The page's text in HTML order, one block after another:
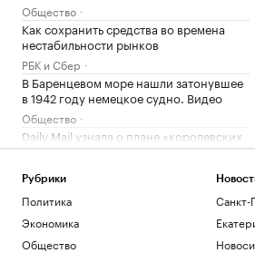
Общество
Как сохранить средства во времена
нестабильности рынков
РБК и Сбер
В Баренцевом море нашли затонувшее
в 1942 году немецкое судно. Видео
Общество
Daily Mail узнала о плане «королевских
похорон» экс-принца Эндрю
Политика
Эксперт «Альфа-Денег» рассказала,
стоит ли брать кредит на отпуск
Инвестиции
В Ростовской области реализуют 11
Рубрики
Политика
Экономика
Общество
Санкт-